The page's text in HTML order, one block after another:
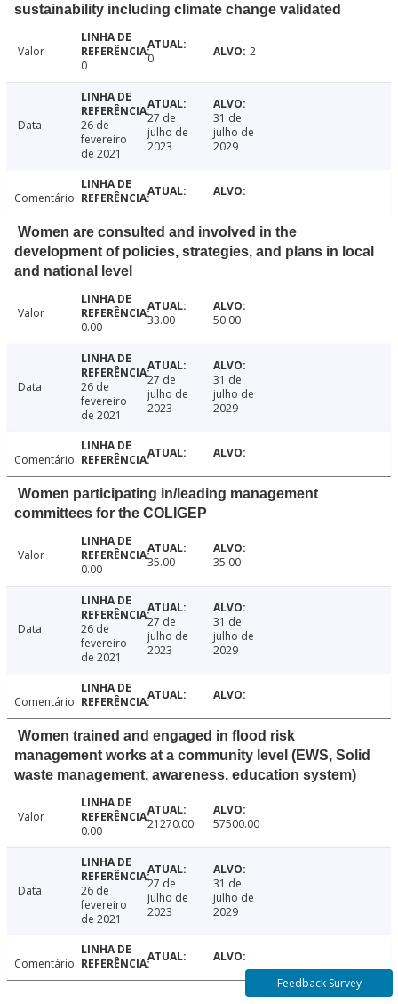
sustainability including climate change validated
Valor
0
0 2
Data
26 de
fevereiro
de 2021
27 de
julho de
2023
31 de
julho de
2029
Comentário
Women are consulted and involved in the
development of policies, strategies, and plans in local
and national level
Valor
0.00
33.00 50.00
Data
26 de
fevereiro
de 2021
27 de
julho de
2023
31 de
julho de
2029
Comentário
Women participating in/leading management
committees for the COLIGEP
Valor
0.00
35.00 35.00
Data
26 de
fevereiro
de 2021
27 de
julho de
2023
31 de
julho de
2029
Comentário
Women trained and engaged in flood risk
management works at a community level (EWS, Solid
waste management, awareness, education system)
Valor
0.00
21270.00 57500.00
Data
26 de
fevereiro
de 2021
27 de
julho de
2023
31 de
julho de
2029
Comentário
Feedback Survey